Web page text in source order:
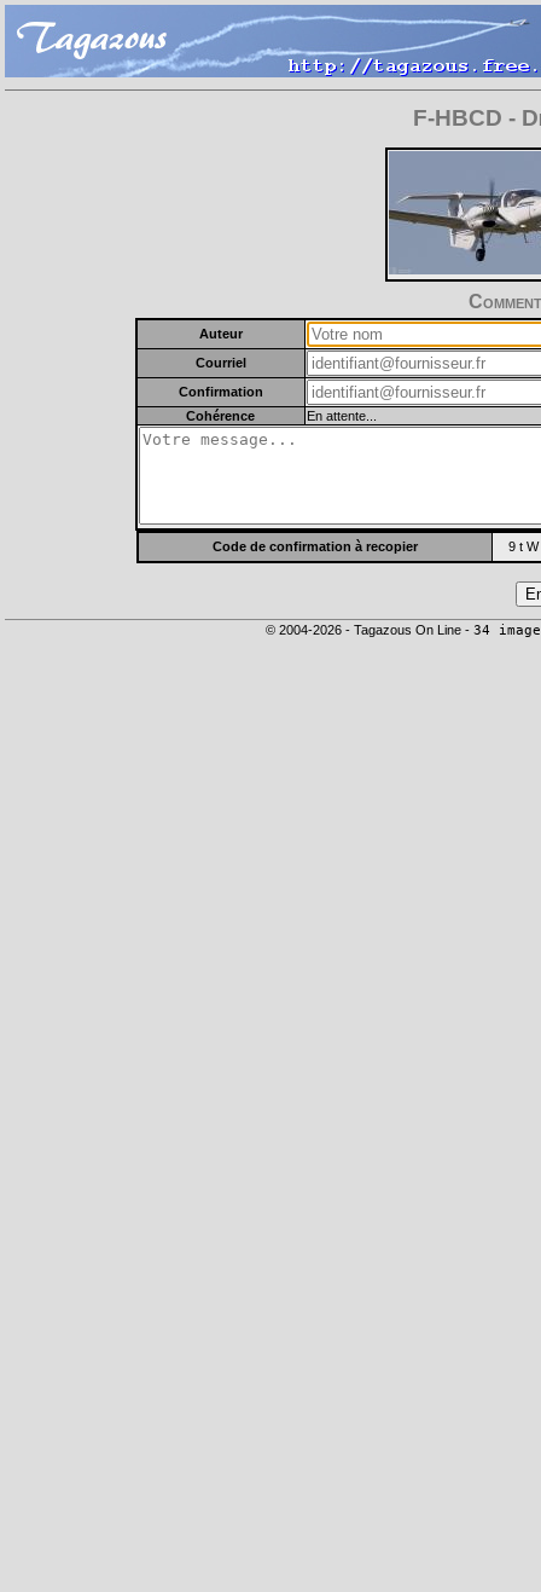
F-HBCD -
Auteur
Courriel
Confirmation
Cohérence
En attente...
Code de confirmation à recopier 9 t
© 2004-2026 - Tagazous On Line - 34